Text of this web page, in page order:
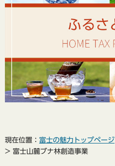
現在位置： 富士の魅力トップページ
> 富士山麓ブナ林創造事業